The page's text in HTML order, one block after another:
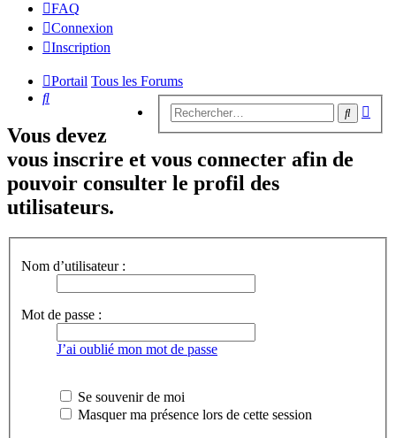
FAQ
Connexion
Inscription
Portail Tous les Forums
Rechercher
Vous devez
vous inscrire et vous connecter afin de
pouvoir consulter le profil des
utilisateurs.
Nom d’utilisateur :
Mot de passe :
J’ai oublié mon mot de passe
Se souvenir de moi
Masquer ma présence lors de cette session